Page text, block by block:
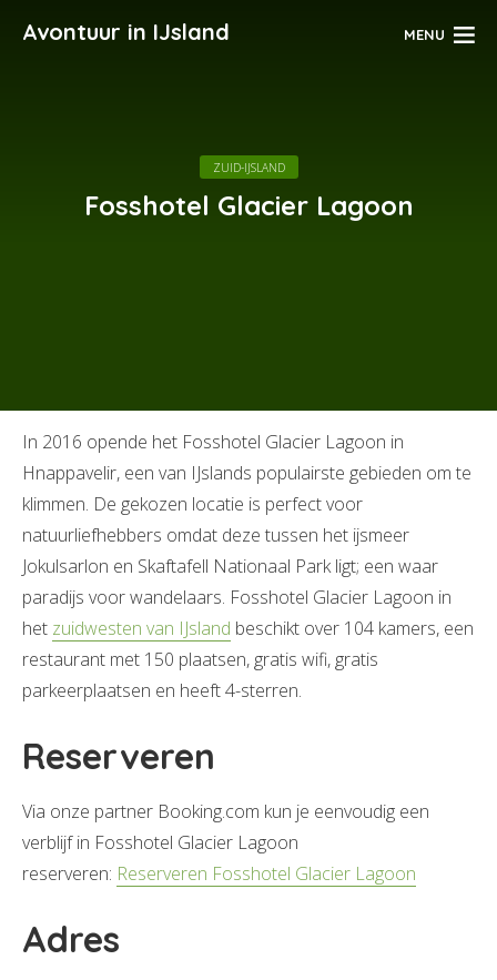
Avontuur in IJsland MENU
ZUID-IJSLAND
Fosshotel Glacier Lagoon
In 2016 opende het Fosshotel Glacier Lagoon in
Hnappavelir, een van IJslands populairste gebieden om te
klimmen. De gekozen locatie is perfect voor
natuurliefhebbers omdat deze tussen het ijsmeer
Jokulsarlon en Skaftafell Nationaal Park ligt; een waar
paradijs voor wandelaars. Fosshotel Glacier Lagoon in
het zuidwesten van IJsland beschikt over 104 kamers, een
restaurant met 150 plaatsen, gratis wifi, gratis
parkeerplaatsen en heeft 4-sterren.
Reserveren
Via onze partner Booking.com kun je eenvoudig een
verblijf in Fosshotel Glacier Lagoon
reserveren: Reserveren Fosshotel Glacier Lagoon
Adres